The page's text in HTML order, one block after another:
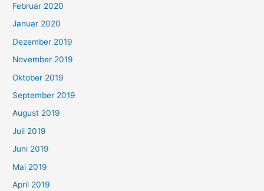
Februar 2020
Januar 2020
Dezember 2019
November 2019
Oktober 2019
September 2019
August 2019
Juli 2019
Juni 2019
Mai 2019
April 2019